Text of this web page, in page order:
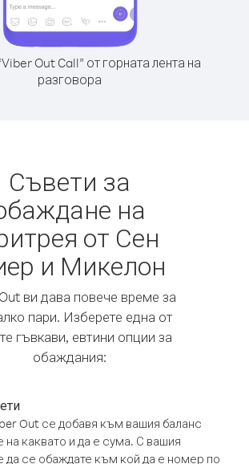
Out Call” от горната лента на
разговора
Съвети за
на
от Сен
и Микелон
ви дава повече време за
пари. Изберете една от
гъвкави, евтини опции за
обаждания:
Out се добавя към вашия баланс
на каквато и да е сума. С вашия
да се обаждате към кой да е номер по